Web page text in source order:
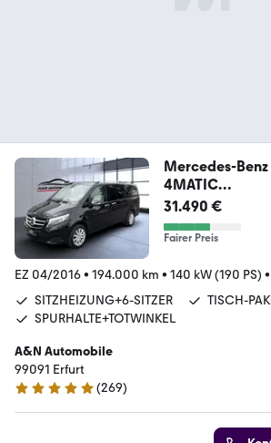
Mercedes-Benz
4MATIC
31.490 €
Fairer Preis
EZ 04/2016• 194.000 km • 140 kW (190 PS) •
SITZHEIZUNG+6-SITZER
TISCH-
SPURHALTE+TOTWINKEL
A&N Automobile
99091 Erfurt
4.9 Sterne
(269)